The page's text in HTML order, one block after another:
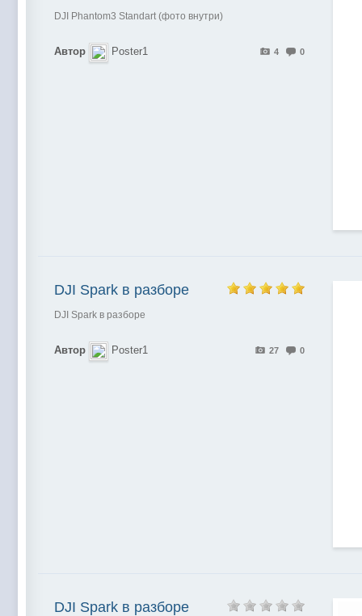
DJI Phantom3 Standart (фото внутри)
4 0
Автор Poster1
DJI Spark в разборе
DJI Spark в разборе
27 0
Автор Poster1
DJI Spark в разборе